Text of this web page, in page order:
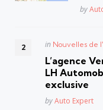
Posted
by
Posted
in Nouvelles de
L’agence
LH
exclusive
Posted
byAuto Expert